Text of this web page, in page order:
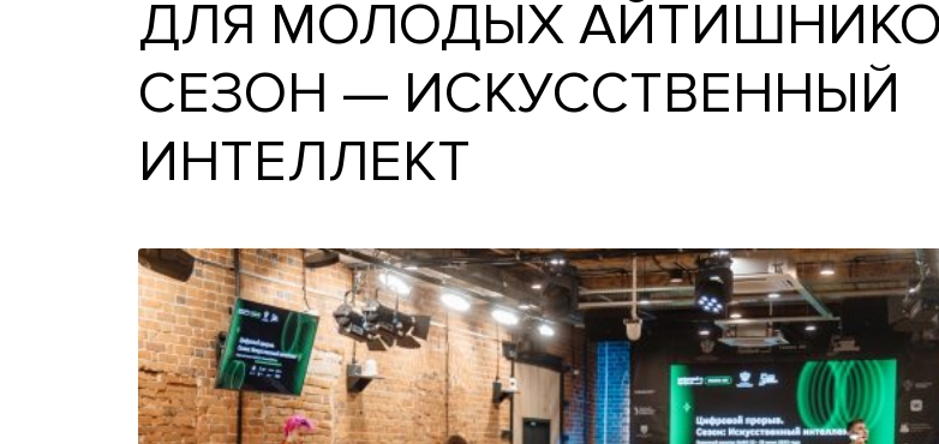
ВСЕРОССИЙСКИЙ
ДЛЯ МОЛОДЫХ
СЕЗОН —
ИНТЕЛЛЕКТ